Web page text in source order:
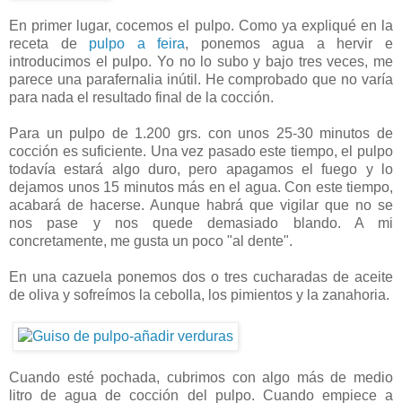
En primer lugar, cocemos el pulpo. Como ya expliqué en la
receta depulpo a feira, ponemos agua a hervir e
introducimos el pulpo. Yo no lo subo y bajo tres veces, me
parece una parafernalia inútil. He comprobado que no varía
para nada el resultado final de la cocción.
Para un pulpo de 1.200 grs. con unos 25-30 minutos de
cocción es suficiente. Una vez pasado este tiempo, el pulpo
todavía estará algo duro, pero apagamos el fuego y lo
dejamos unos 15 minutos más en el agua. Con este tiempo,
acabará de hacerse. Aunque habrá que vigilar que no se
nos pase y nos quede demasiado blando. A mi
concretamente, me gusta un poco "al dente".
En una cazuela ponemos dos o tres cucharadas de aceite
de oliva y sofreímos la cebolla, los pimientos y la zanahoria.
Cuando esté pochada, cubrimos con algo más de medio
litro de agua de cocción del pulpo. Cuando empiece a